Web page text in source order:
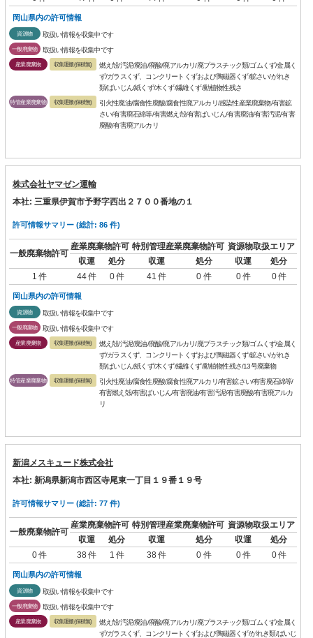
岡山県内の許可情報
資源物 取扱い情報を収集中です
一般廃棄物 取扱い情報を収集中です
産業廃棄物 収集運搬(保積無)
燃え殻/汚泥/廃油/廃酸/廃アルカリ/廃プラスチック類/ゴムくず/金属く
ず/ガラスくず、コンクリートくずおよび陶磁器くず/鉱さい/がれき
類/ばいじん/紙くず/木くず/繊維くず/動植物性残さ
特管産業廃棄物 収集運搬(保積無)
引火性廃油/腐食性廃酸/腐食性廃アルカリ/感染性産業廃棄物/有害鉱
さい/有害廃石綿等/有害燃え殻/有害ばいじん/有害廃油/有害汚泥/有害
廃酸/有害廃アルカリ
株式会社ヤマゼン運輸
本社: 三重県伊賀市予野字西出２７００番地の１
許可情報サマリー (総計: 86 件)
一般廃棄物許可
産業廃棄物許可 特別管理産業廃棄物許可 資源物取扱エリア
収運
処分 収運 処分 収運
処分
1 件
44 件 0 件 41 件 0 件 0 件 0 件
岡山県内の許可情報
資源物 取扱い情報を収集中です
一般廃棄物 取扱い情報を収集中です
産業廃棄物 収集運搬(保積無)
燃え殻/汚泥/廃油/廃酸/廃アルカリ/廃プラスチック類/ゴムくず/金属く
ず/ガラスくず、コンクリートくずおよび陶磁器くず/鉱さい/がれき
類/ばいじん/紙くず/木くず/繊維くず/動植物性残さ/13号廃棄物
特管産業廃棄物 収集運搬(保積無)
引火性廃油/腐食性廃酸/腐食性廃アルカリ/有害鉱さい/有害廃石綿等/
有害燃え殻/有害ばいじん/有害廃油/有害汚泥/有害廃酸/有害廃アルカ
リ
新潟メスキュード株式会社
本社: 新潟県新潟市西区寺尾東一丁目１９番１９号
許可情報サマリー (総計: 77 件)
一般廃棄物許可
産業廃棄物許可 特別管理産業廃棄物許可 資源物取扱エリア
収運
処分 収運 処分 収運
処分
0 件
38 件 1 件 38 件 0 件 0 件 0 件
岡山県内の許可情報
資源物 取扱い情報を収集中です
一般廃棄物 取扱い情報を収集中です
産業廃棄物 収集運搬(保積無)
燃え殻/汚泥/廃油/廃酸/廃アルカリ/廃プラスチック類/ゴムくず/金属く
ず/ガラスくず、コンクリートくずおよび陶磁器くず/がれき類/ばいじ